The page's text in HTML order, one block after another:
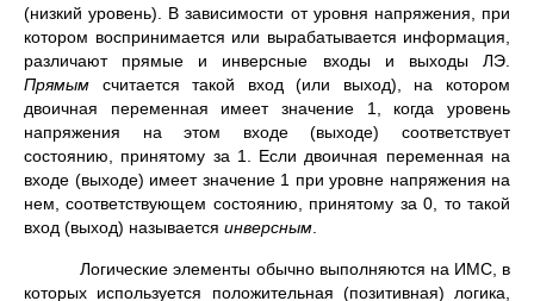
(низкий уровень). В зависимости от уровня напряжения, при
котором воспринимается или вырабатывается информация,
различают прямые и инверсные входы и выходы ЛЭ.
Прямым считается такой вход (или выход), на котором
двоичная переменная имеет значение 1, когда уровень
напряжения на этом входе (выходе) соответствует
состоянию, принятому за 1. Если двоичная переменная на
входе (выходе) имеет значение 1 при уровне напряжения на
нем, соответствующем состоянию, принятому за 0, то такой
вход (выход) называется инверсным
Логические элементы обычно выполняются на ИМС, в
которых используется положительная (позитивная) логика,